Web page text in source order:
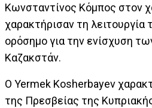
Κωνσταντίνος Κόμπος στον
χαρακτήρισαν τη λειτουργία
ορόσημο για την ενίσχυση
Καζακστάν.
O Yermek Kosherbayev
της Πρεσβείας της